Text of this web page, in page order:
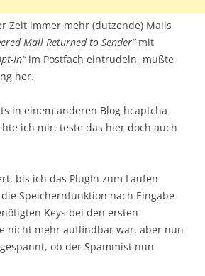
Zeit immer mehr (dutzende) Mails
Mail Returned to Sender“mit
In“im Postfach eintrudeln, mußte
her.
in einem anderen Blog hcaptcha
ich mir, teste das hier doch auch
bis ich das PlugIn zum Laufen
Speichernfunktion nach Eingabe
Keys bei den ersten
nicht mehr auffindbar war, aber nun
ob der Spammist nun